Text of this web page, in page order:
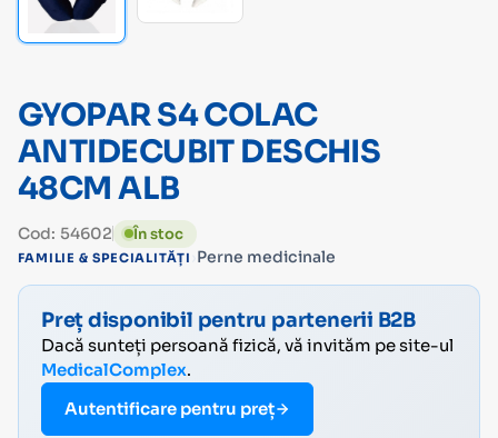
GYOPAR S4 COLAC
ANTIDECUBIT DESCHIS
48CM ALB
Cod: 54602 În stoc
FAMILIE & SPECIALITĂȚI Perne medicinale
Preț disponibil pentru partenerii B2B
Dacă sunteți persoană fizică, vă invităm pe site-ul
MedicalComplex.
Autentificare pentru preț